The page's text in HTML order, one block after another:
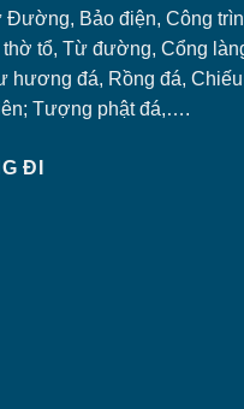
Đường, Bảo điện, Công
thờ tổ, Từ đường, Cổng
hương đá, Rồng đá,
Tượng phật đá,….
ĐI